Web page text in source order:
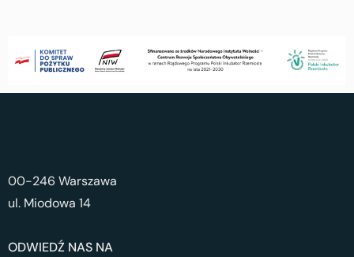
00-246 Warszawa
ul. Miodowa 14
ODWIEDŹ NAS NA